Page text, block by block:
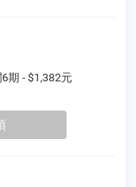
6期 - $1,382元